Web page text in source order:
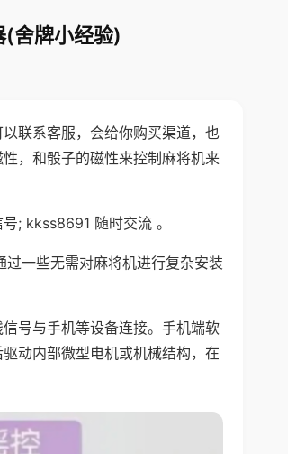
(舍牌小经验)
联系客服，会给你购买渠道，也
，和骰子的磁性来控制麻将机来
; kkss8691 随时交流 。
一些无需对麻将机进行复杂安装
号与手机等设备连接。手机端软
动内部微型电机或机械结构，在